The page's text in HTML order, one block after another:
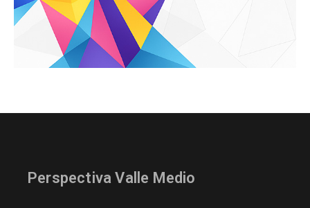
Perspectiva Valle Medio